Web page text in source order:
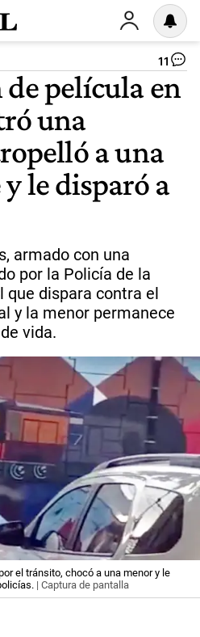
11
de película en
una
a una
le disparó a
armado con una
por la Policía de la
que dispara contra el
y la menor permanece
vida.
el tránsito, chocó a una menor y le
| Captura de pantalla